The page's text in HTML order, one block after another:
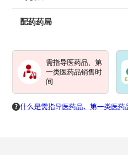
配药药局
需指导医药品、第
一类医药品销售时
间
什么是需指导医药品、第一类医药